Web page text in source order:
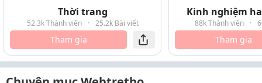
Thời trang
52.3k Thành viên · 25.2k Bài viết
Tham gia
Kinh nghiệm
88k Thành viên ·
Tham gia